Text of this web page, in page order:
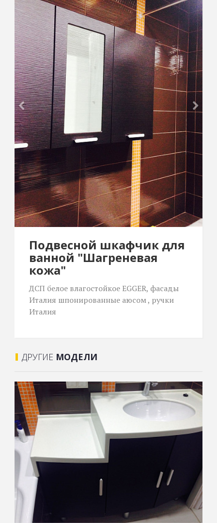
Подвесной шкафчик для
ванной "Шагреневая
кожа"
ДСП белое влагостойкое EGGER, фасады
Италия шпонированные аюсом , ручки
Италия
ДРУГИЕ МОДЕЛИ